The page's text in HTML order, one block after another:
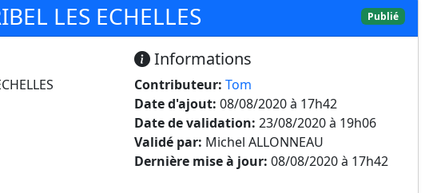
LES ECHELLES Publié
Informations
Contributeur: Tom
Date d'ajout: 08/08/2020 à 17h42
Date de validation: 23/08/2020 à 19h06
Validé par: Michel ALLONNEAU
Dernière mise à jour: 08/08/2020 à 17h42